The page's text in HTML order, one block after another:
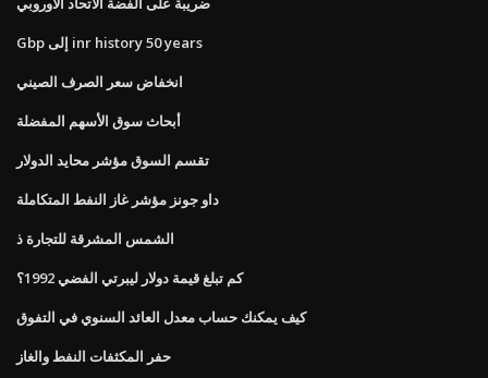
Gbp إلى inr history 50 years
انخفاض سعر الصرف الصيني
أبحاث سوق الأسهم المفضلة
تقسم السوق مؤشر محايد الدولار
داو جونز مؤشر غاز النفط المتكاملة
الشمس المشرقة للتجارة ذ
كم تبلغ قيمة دولار ليبرتي الفضي 1992؟
كيف يمكنك حساب معدل العائد السنوي في التفوق
حفر المكثفات النفط والغاز